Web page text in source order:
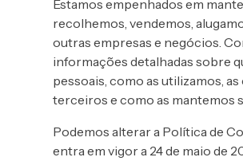
Estamos empenhados em
recolhemos, vendemos,
outras empresas e negócios.
informações detalhadas sobre
pessoais, como as utilizamos,
terceiros e como as mantemos
Podemos alterar a Política de
entra em vigor a 24 de maio de